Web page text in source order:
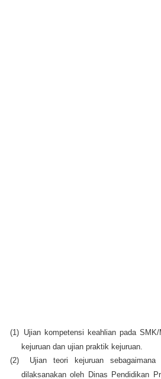
(1) Ujian kompetensi keahlian pada
kejuruan dan ujian praktik kejuruan.
(2)
Ujian teori kejuruan
dilaksanakan oleh Dinas Pendidikan